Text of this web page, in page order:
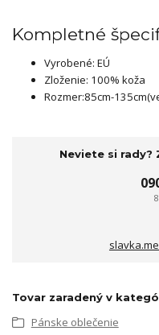
Kompletné
Vyrobené: EÚ
Zloženie: 100% koža
Rozmer:85cm-
Neviete si
Tovar zaradený v
Pánske oblečenie